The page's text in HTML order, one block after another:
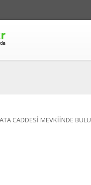
CADDESİ MEVKİİNDE